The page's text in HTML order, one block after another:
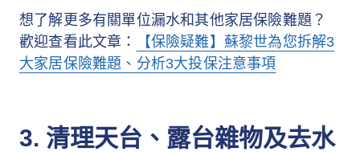
想了解更多有關單位漏水和其他家居保險難題？
歡迎查看此文章：
【保險疑難】蘇黎世為您拆解3
大家居保險難題、分析3大投保注意事項
3. 清理天台、露台雜物及去水